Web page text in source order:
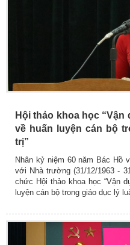
Hội thảo khoa học
về huấn luyện cán bộ
trị”
Nhân kỷ niệm 60 năm Bác Hồ
với Nhà trường (31/12/1963 -
chức Hội thảo khoa học “Vận
luyện cán bộ trong giáo dục lý